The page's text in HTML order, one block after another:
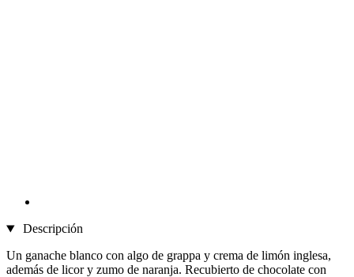
Descripción
Un ganache blanco con algo de grappa y crema de limón inglesa,
además de licor y zumo de naranja. Recubierto de chocolate con